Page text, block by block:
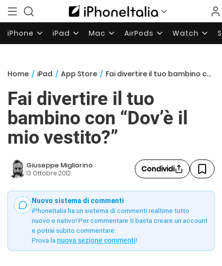
iPhone iPad Mac AirPods Watch
Home / iPad / App Store / Fai divertire il tuo bambino con “Dov’è il mio vestito?”
Fai divertire il tuo
bambino con “Dov’è il
mio vestito?”
Giuseppe Migliorino
13 Ottobre 2012 Condividi
Nuovo sistema di commenti
iPhoneItalia ha un sistema di commenti realtime tutto
nuovo e nativo! Per commentare ti basta creare un account
e potrai subito commentare.
Prova la nuova sezione commenti!